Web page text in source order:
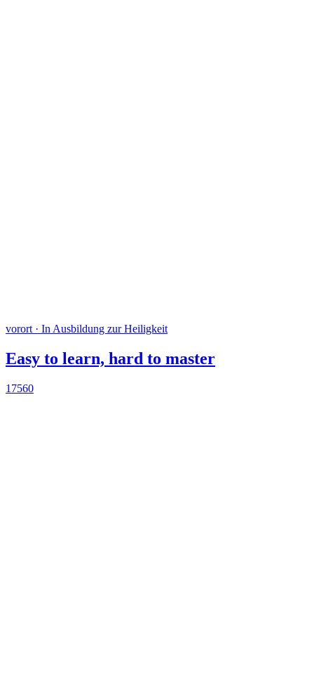
vorort · In Ausbildung zur Heiligkeit
Easy to learn, hard to master
17560